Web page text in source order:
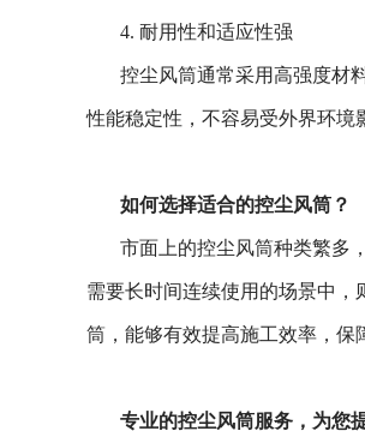
4. 耐用性和适应性强
控尘风筒通常采用高强度材
性能稳定性，不容易受外界环境
如何选择适合的控尘风筒？
市面上的控尘风筒种类繁多
需要长时间连续使用的场景中
筒，能够有效提高施工效率，保
专业的控尘风筒服务，为您